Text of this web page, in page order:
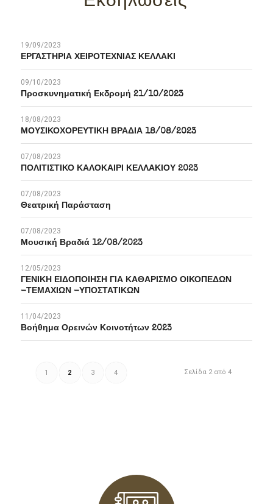
19/09/2023
ΕΡΓΑΣΤΗΡΙΑ ΧΕΙΡΟΤΕΧΝΙΑΣ ΚΕΛΛΑΚΙ
09/10/2023
Προσκυνηματική Εκδρομή 21/10/2023
18/08/2023
ΜΟΥΣΙΚΟΧΟΡΕΥΤΙΚΗ ΒΡΑΔΙΑ 18/08/2023
07/08/2023
ΠΟΛΙΤΙΣΤΙΚΟ ΚΑΛΟΚΑΙΡΙ ΚΕΛΛΑΚΙΟΥ 2023
07/08/2023
Θεατρική Παράσταση
07/08/2023
Μουσική Βραδιά 12/08/2023
12/05/2023
ΓΕΝΙΚΗ ΕΙΔΟΠΟΙΗΣΗ ΓΙΑ ΚΑΘΑΡΙΣΜΟ ΟΙΚΟΠΕΔΩΝ
-ΤΕΜΑΧΙΩΝ -ΥΠΟΣΤΑΤΙΚΩΝ
11/04/2023
Βοήθημα Ορεινών Κοινοτήτων 2023
Σελίδα 2 από 4
1 2 3 4